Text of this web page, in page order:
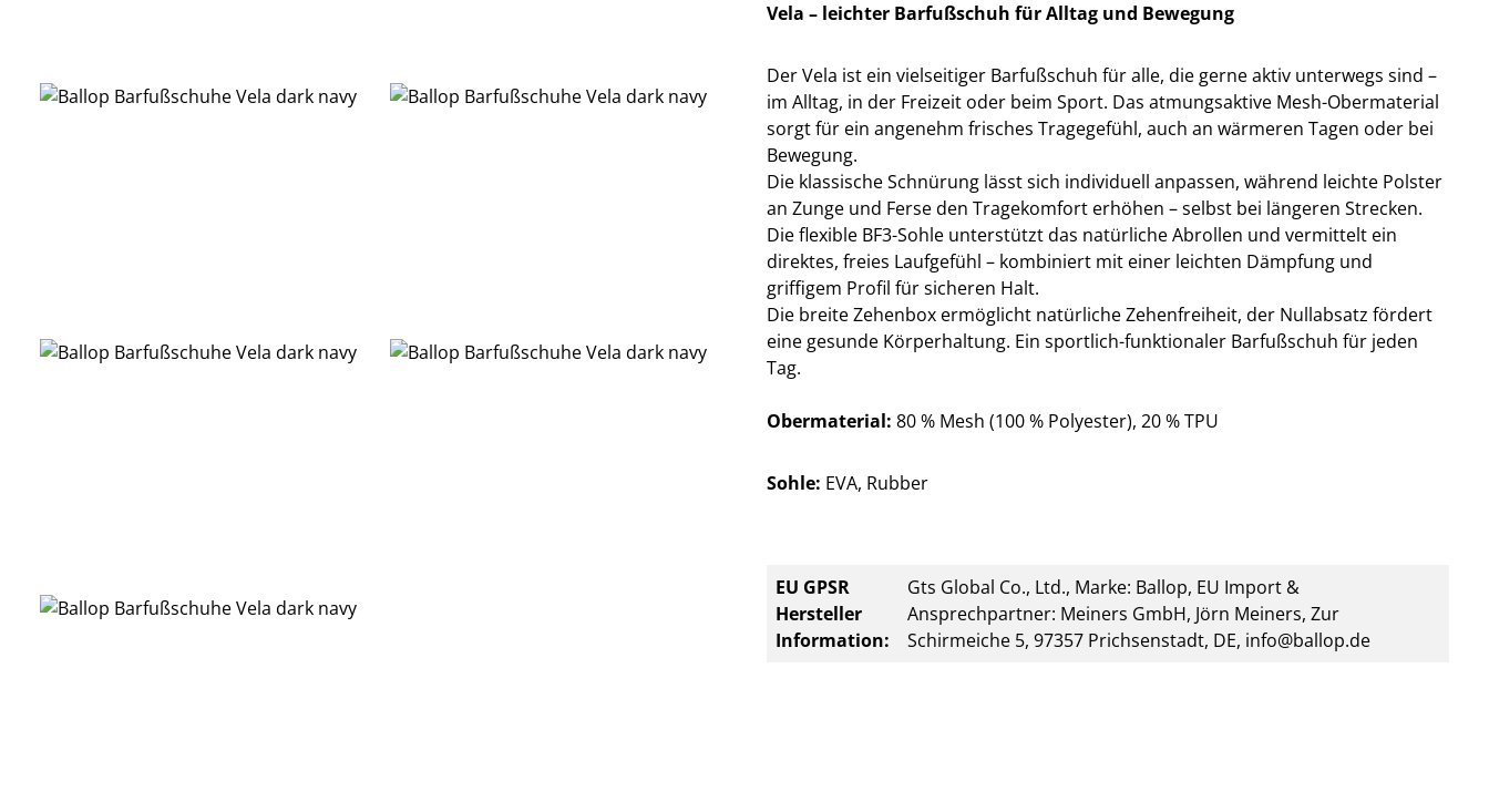
Vela – leichter Barfußschuh für Alltag und Bewegung
Der Vela ist ein vielseitiger Barfußschuh für alle, die gerne aktiv unterwegs sind –
im Alltag, in der Freizeit oder beim Sport. Das atmungsaktive Mesh-Obermaterial
sorgt für ein angenehm frisches Tragegefühl, auch an wärmeren Tagen oder bei
Bewegung.
Die klassische Schnürung lässt sich individuell anpassen, während leichte Polster
an Zunge und Ferse den Tragekomfort erhöhen – selbst bei längeren Strecken.
Die flexible BF3-Sohle unterstützt das natürliche Abrollen und vermittelt ein
direktes, freies Laufgefühl – kombiniert mit einer leichten Dämpfung und
griffigem Profil für sicheren Halt.
Die breite Zehenbox ermöglicht natürliche Zehenfreiheit, der Nullabsatz fördert
eine gesunde Körperhaltung. Ein sportlich-funktionaler Barfußschuh für jeden
Tag.
Obermaterial: 80 % Mesh (100 % Polyester), 20 % TPU
Sohle: EVA, Rubber
EU GPSR
Hersteller
Information:
Gts Global Co., Ltd., Marke: Ballop, EU Import &
Ansprechpartner: Meiners GmbH, Jörn Meiners, Zur
Schirmeiche 5, 97357 Prichsenstadt, DE, info@ballop.de